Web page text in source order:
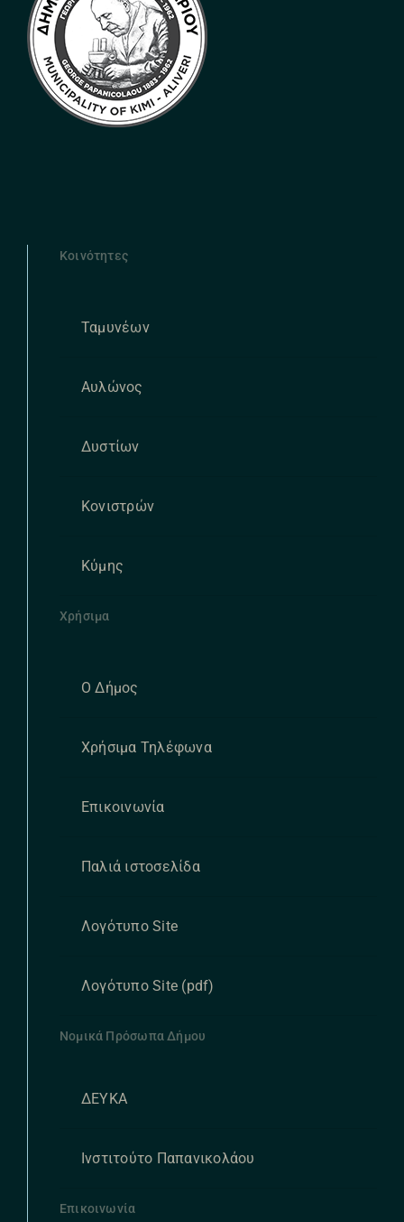
Κοινότητες
Ταμυνέων
Αυλώνος
Δυστίων
Κονιστρών
Κύμης
Χρήσιμα
Ο Δήμος
Χρήσιμα Τηλέφωνα
Επικοινωνία
Παλιά ιστοσελίδα
Λογότυπο Site
Λογότυπο Site (pdf)
Νομικά Πρόσωπα Δήμου
ΔΕΥΚΑ
Ινστιτούτο Παπανικολάου
Επικοινωνία